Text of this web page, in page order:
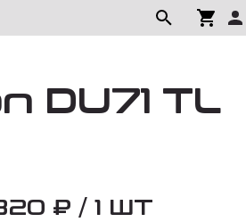
DU71 TL
₽ / 1 ШТ